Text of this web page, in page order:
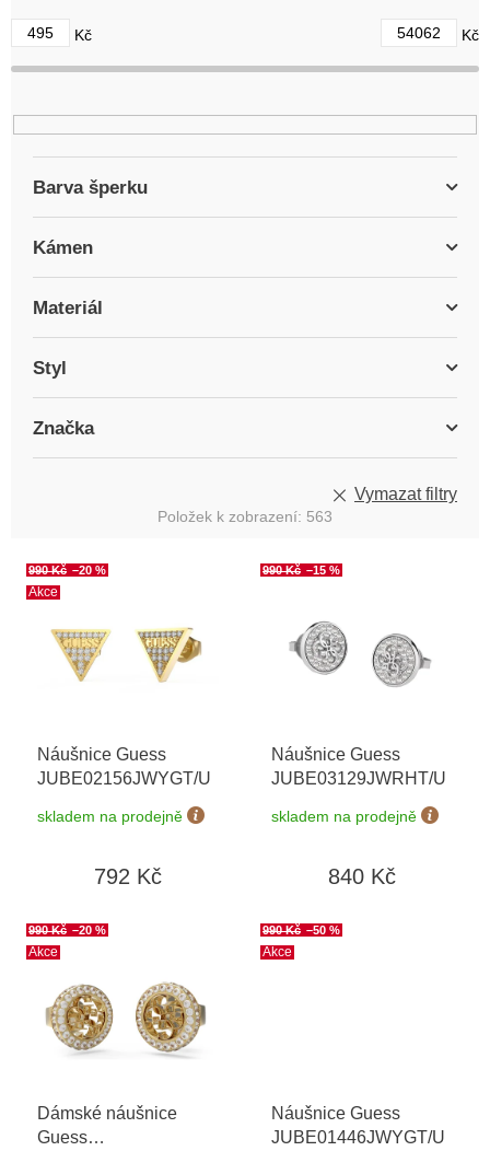
d
u
k
ů
495 Kč 54062 Kč
Barva šperku
Kámen
Materiál
Styl
Značka
Vymazat filtry
Položek k zobrazení: 563
Akce
990 Kč –20 %
Náušnice Guess
JUBE02156JWYGT/U
skladem na prodejně
792 Kč
990 Kč –15 %
Náušnice Guess
JUBE03129JWRHT/U
skladem na prodejně
840 Kč
Akce
990 Kč –20 %
Dámské náušnice
Guess
Akce
990 Kč –50 %
Náušnice Guess
JUBE01446JWYGT/U